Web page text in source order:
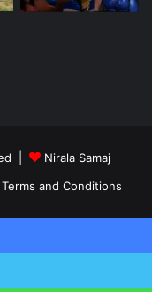
|
Nirala Samaj
Terms and Conditions